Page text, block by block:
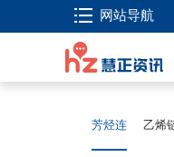
网站导航
芳烃连 乙烯